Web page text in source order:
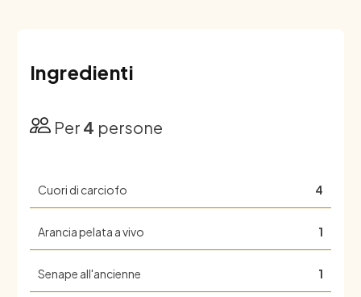
Ingredienti
Per 4 persone
Cuori di carciofo 4
Arancia pelata a vivo 1
Senape all'ancienne 1